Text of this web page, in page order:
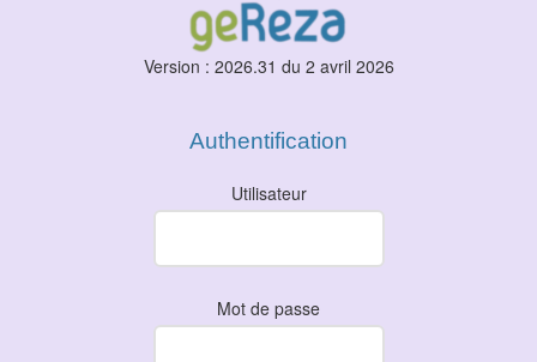
Version : 2026.31 du 2 avril 2026
Authentification
Utilisateur
Mot de passe